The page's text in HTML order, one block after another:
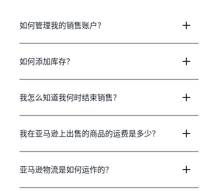
如何管理我的销售账户？
如何添加库存？
我怎么知道我何时结束销售？
我在亚马逊上出售的商品的运费是多少？
亚马逊物流是如何运作的？